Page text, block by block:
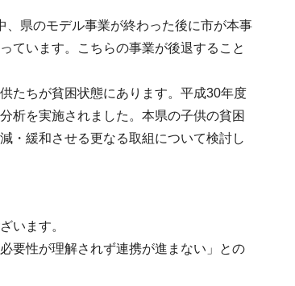
県のモデル事業が終わった後に市が本事
ています。こちらの事業が後退すること
たちが貧困状態にあります。平成30年度
析を実施されました。本県の子供の貧困
・緩和させる更なる取組について検討し
います。
要性が理解されず連携が進まない」との